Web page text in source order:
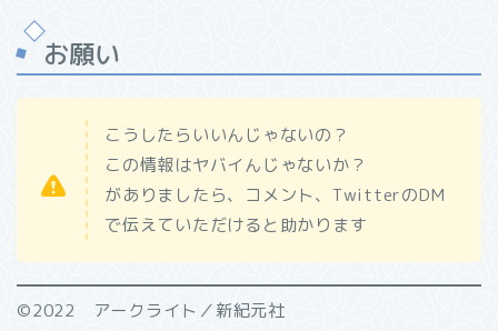
お願い
こうしたらいいんじゃないの？
この情報はヤバイんじゃないか？
がありましたら、コメント、TwitterのDM
で伝えていただけると助かります
©2022 アークライト／新紀元社